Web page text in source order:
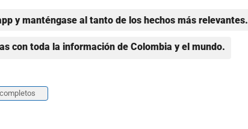
y manténgase al tanto de los hechos más relevantes.
con toda la información de Colombia y el mundo.